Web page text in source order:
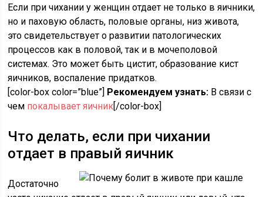
Если при чихании у женщин отдает не только в яичники,
но и паховую область, половые органы, низ живота,
это свидетельствует о развитии патологических
процессов как в половой, так и в мочеполовой
системах. Это может быть цистит, образование кист
яичников, воспаление придатков.
[color-box color=”blue”] Рекомендуем узнать: В связи с
чем покалывает яичник [/color-box]
Что делать, если при чихании
отдает в правый яичник
Достаточно